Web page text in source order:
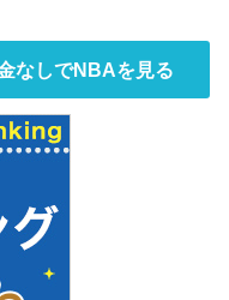
なしでNBAを見る